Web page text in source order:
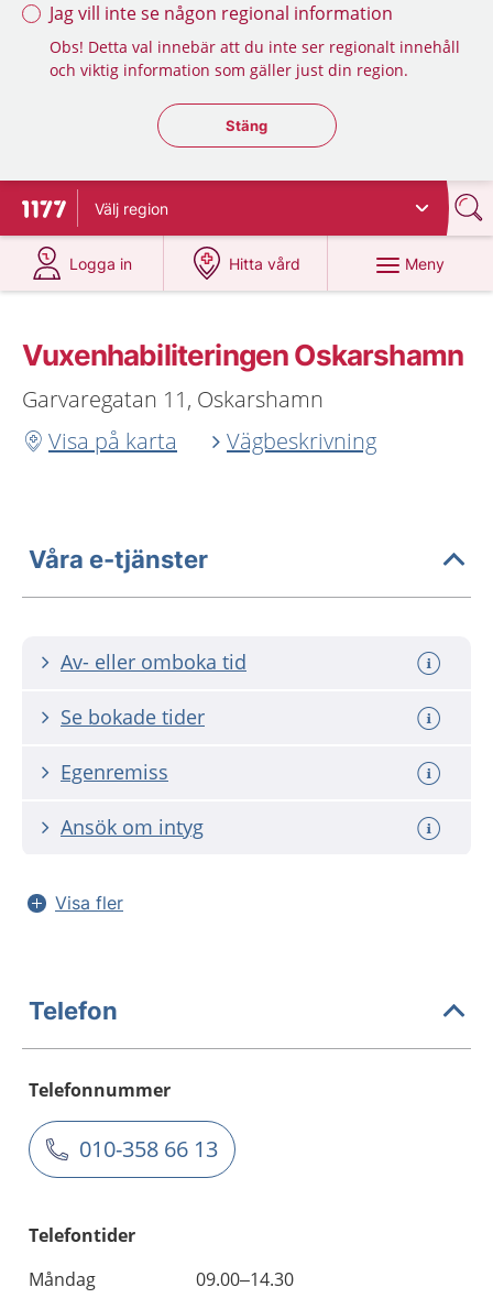
Jag vill inte se någon regional information
Obs! Detta val innebär att du inte ser regionalt innehåll
och viktig information som gäller just din region.
Stäng regionsväljaren
Stäng
Till startsidan för 1177
Välj region
Logga in
på 1177.se
Hitta vård
på 1177.se
Meny
Vuxenhabiliteringen Oskarshamn
Garvaregatan 11, Oskarshamn
Visa på karta
Vägbeskrivning
Våra e-tjänster
Av- eller omboka tid
Se bokade tider
Egenremiss
Ansök om intyg
Visa fler
Telefon
Telefonnummer
010-358 66 13
Telefontider
Måndag
09.00–14.30